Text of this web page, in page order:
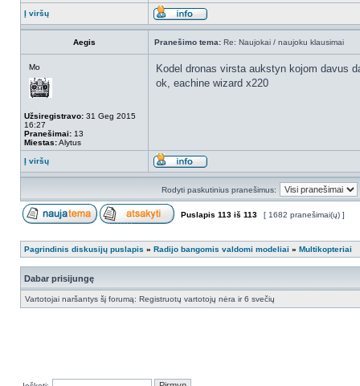
Į viršų
Aegis Pranešimo tema: Re: Naujokai / naujoku klausimai
Mo
Užsiregistravo: 31 Geg 2015
16:27
Pranešimai: 13
Miestas:Alytus
Kodel dronas virsta aukstyn kojom davus
ok, eachine wizard x220
Į viršų
Rodyti paskutinius pranešimus:
Puslapis 113 iš 113 [ 1682 pranešimai(ų) ]
Pagrindinis diskusijų puslapis » Radijo bangomis valdomi modeliai » Multikopteriai
Dabar prisijungę
Vartotojai naršantys šį forumą: Registruotų vartotojų nėra ir 6 svečių